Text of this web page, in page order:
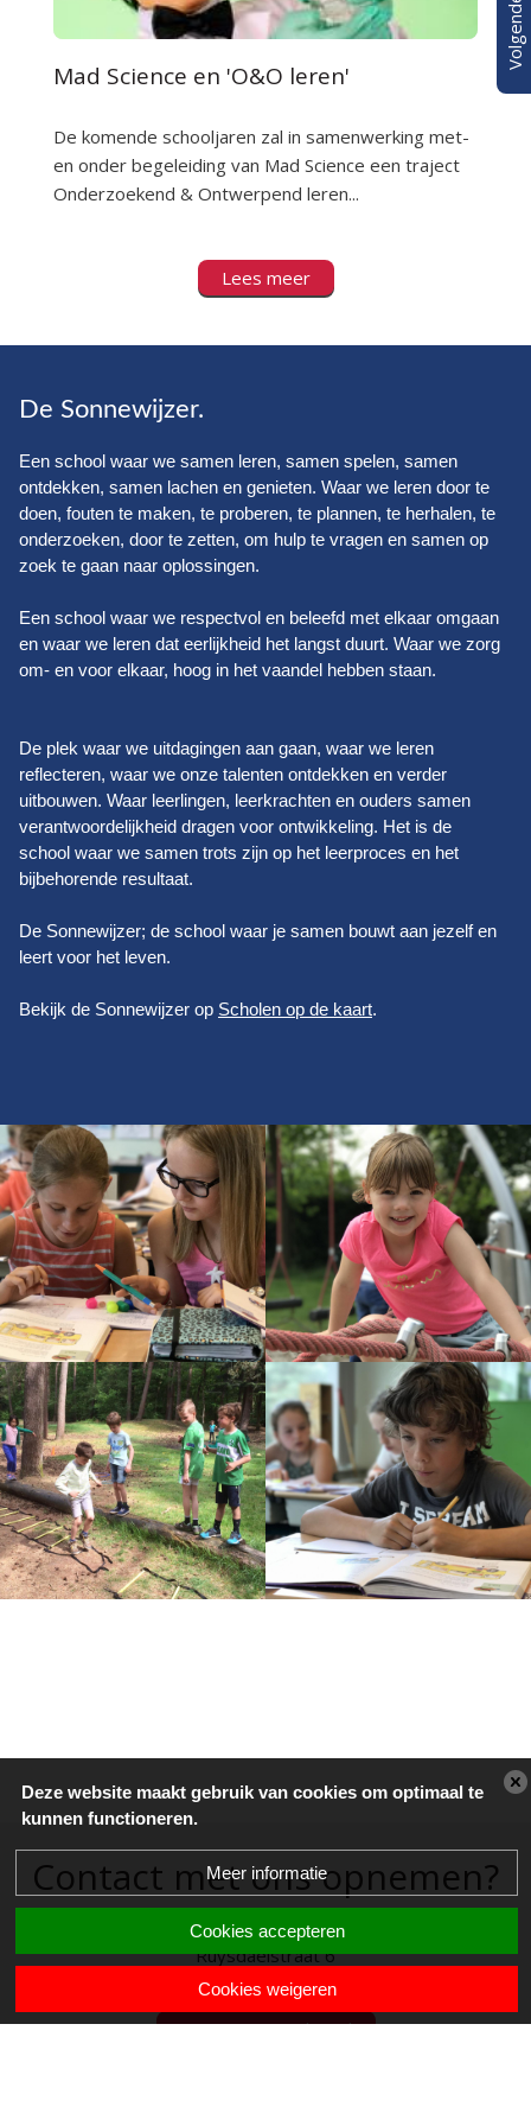
Mad Science en 'O&O leren'
De komende schooljaren zal in samenwerking met-
en onder begeleiding van Mad Science een traject
Onderzoekend & Ontwerpend leren...
Lees meer
De Sonnewijzer.
Een school waar we samen leren, samen spelen, samen
ontdekken, samen lachen en genieten. Waar we leren door te
doen, fouten te maken, te proberen, te plannen, te herhalen, te
onderzoeken, door te zetten, om hulp te vragen en samen op
zoek te gaan naar oplossingen.
Een school waar we respectvol en beleefd met elkaar omgaan
en waar we leren dat eerlijkheid het langst duurt. Waar we zorg
om- en voor elkaar, hoog in het vaandel hebben staan.
De plek waar we uitdagingen aan gaan, waar we leren
reflecteren, waar we onze talenten ontdekken en verder
uitbouwen. Waar leerlingen, leerkrachten en ouders samen
verantwoordelijkheid dragen voor ontwikkeling. Het is de
school waar we samen trots zijn op het leerproces en het
bijbehorende resultaat.
De Sonnewijzer; de school waar je samen bouwt aan jezelf en
leert voor het leven.
Bekijk de Sonnewijzer op Scholen op de kaart.
Contact met ons opnemen?
Ruysdaelstraat 6
5691 EA Son
sonnewijzer@skpo.nl
Deze website maakt gebruik van cookies om optimaal te
kunnen functioneren.
Meer informatie
Cookies accepteren
Cookies weigeren